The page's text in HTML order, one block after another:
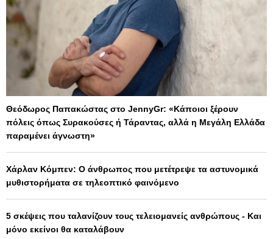
Θεόδωρος Παπακώστας στο JennyGr: «Κάποιοι ξέρουν
πόλεις όπως Συρακούσες ή Τάραντας, αλλά η Μεγάλη Ελλάδα
παραμένει άγνωστη»
Χάρλαν Κόμπεν: Ο άνθρωπος που μετέτρεψε τα αστυνομικά
μυθιστορήματα σε τηλεοπτικό φαινόμενο
5 σκέψεις που ταλανίζουν τους τελειομανείς ανθρώπους - Και
μόνο εκείνοι θα καταλάβουν